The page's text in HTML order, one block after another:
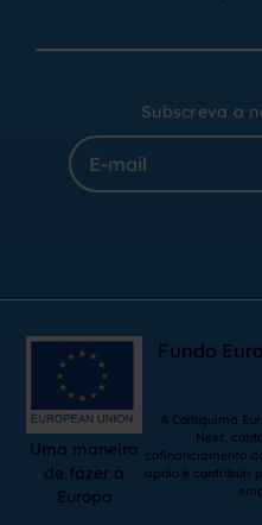
Subscreva a
Uma maneira
de fazer a
Europa
Fundo
A Comquima
Next,
cofinanciamento
apoio é contribuir